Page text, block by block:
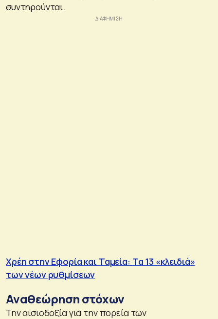
συντηρούνται.
Χρέη στην Εφορία και Ταμεία: Τα 13 «κλειδιά»
των νέων ρυθμίσεων
Αναθεώρηση στόχων
Την αισιοδοξία για την πορεία των